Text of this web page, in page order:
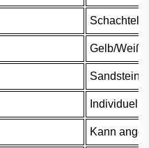
Schachtel
Gelb/Weiß/
Sandstein/
Individuell
Kann